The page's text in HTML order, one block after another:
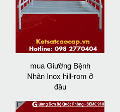
mua Giường Bệnh
Nhân Inox hill-rom ở
đâu